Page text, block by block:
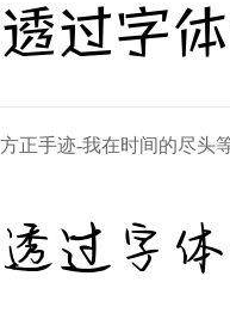
透过字
方正手迹-我在时间的尽头
透过字